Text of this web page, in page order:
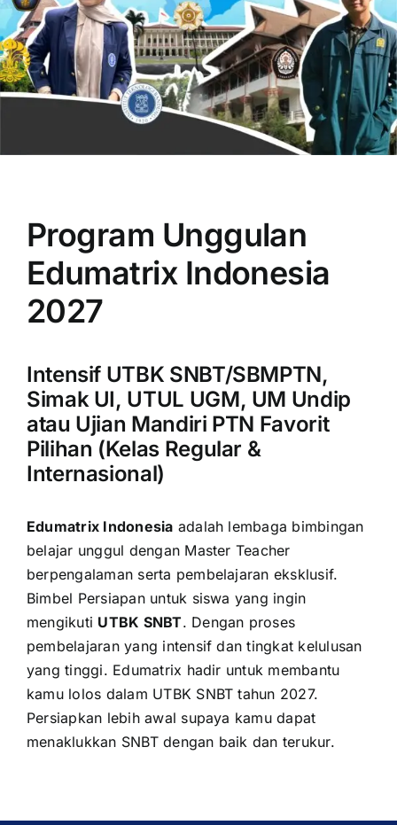
OUR PROGRAM
CONTACT US
Program Unggulan
Edumatrix Indonesia
2027
Intensif UTBK SNBT/SBMPTN,
Simak UI, UTUL UGM, UM Undip
atau Ujian Mandiri PTN Favorit
Pilihan (Kelas Regular &
Internasional)
Edumatrix Indonesia adalah lembaga bimbingan
belajar unggul dengan Master Teacher
berpengalaman serta pembelajaran eksklusif.
Bimbel Persiapan untuk siswa yang ingin
mengikuti UTBK SNBT. Dengan proses
pembelajaran yang intensif dan tingkat kelulusan
yang tinggi. Edumatrix hadir untuk membantu
kamu lolos dalam UTBK SNBT tahun 2027.
Persiapkan lebih awal supaya kamu dapat
menaklukkan SNBT dengan baik dan terukur.